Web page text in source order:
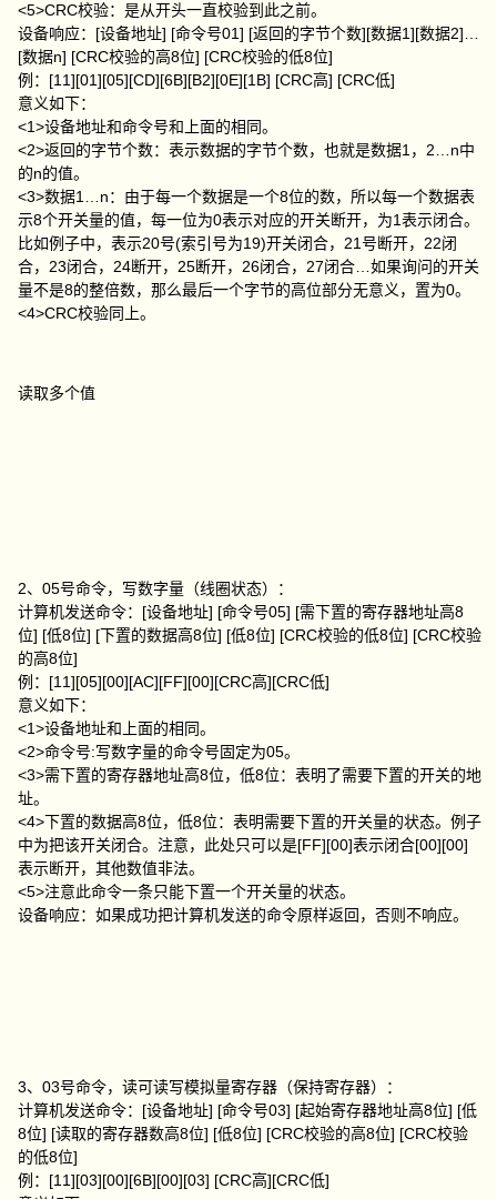
<5>CRC校验：是从开头一直校验到此之前。
设备响应：[设备地址] [命令号01] [返回的字节个数][数据1][数据2]…
[数据n] [CRC校验的高8位] [CRC校验的低8位]
例：[11][01][05][CD][6B][B2][0E][1B] [CRC高] [CRC低]
意义如下：
<1>设备地址和命令号和上面的相同。
<2>返回的字节个数：表示数据的字节个数，也就是数据1，2…n中
的n的值。
<3>数据1…n：由于每一个数据是一个8位的数，所以每一个数据表
示8个开关量的值，每一位为0表示对应的开关断开，为1表示闭合。
比如例子中，表示20号(索引号为19)开关闭合，21号断开，22闭
合，23闭合，24断开，25断开，26闭合，27闭合…如果询问的开关
量不是8的整倍数，那么最后一个字节的高位部分无意义，置为0。
<4>CRC校验同上。
读取多个值
2、05号命令，写数字量（线圈状态）：
计算机发送命令：[设备地址] [命令号05] [需下置的寄存器地址高8
位] [低8位] [下置的数据高8位] [低8位] [CRC校验的低8位] [CRC校验
的高8位]
例：[11][05][00][AC][FF][00][CRC高][CRC低]
意义如下：
<1>设备地址和上面的相同。
<2>命令号:写数字量的命令号固定为05。
<3>需下置的寄存器地址高8位，低8位：表明了需要下置的开关的地
址。
<4>下置的数据高8位，低8位：表明需要下置的开关量的状态。例子
中为把该开关闭合。注意，此处只可以是[FF][00]表示闭合[00][00]
表示断开，其他数值非法。
<5>注意此命令一条只能下置一个开关量的状态。
设备响应：如果成功把计算机发送的命令原样返回，否则不响应。
3、03号命令，读可读写模拟量寄存器（保持寄存器）：
计算机发送命令：[设备地址] [命令号03] [起始寄存器地址高8位] [低
8位] [读取的寄存器数高8位] [低8位] [CRC校验的高8位] [CRC校验
的低8位]
例：[11][03][00][6B][00][03] [CRC高][CRC低]